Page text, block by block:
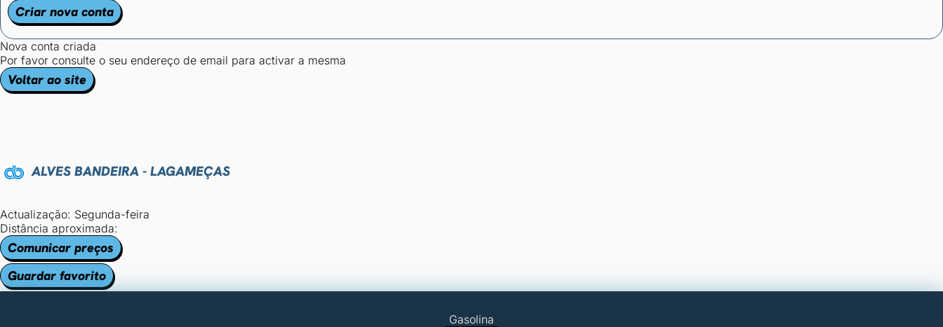
Criar nova conta
Nova conta criada
Por favor consulte o seu endereço de email para activar a mesma
Voltar ao site
ALVES BANDEIRA - LAGAMEÇAS
Actualização: Segunda-feira
Distância aproximada:
Comunicar preços
Guardar favorito
Gasolina